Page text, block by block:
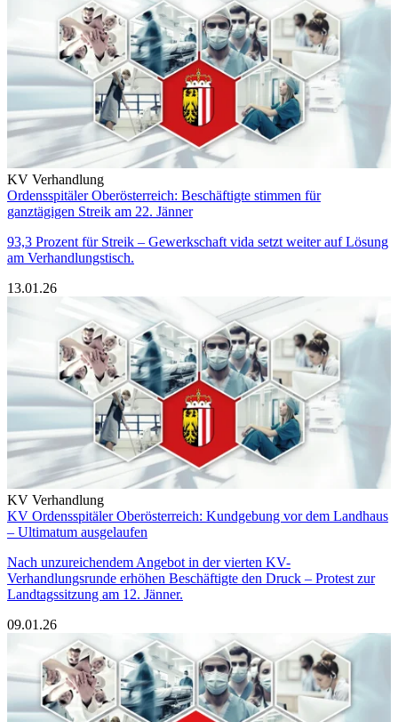
KV Verhandlung
Ordensspitäler Oberösterreich: Beschäftigte stimmen für
ganztägigen Streik am 22. Jänner
93,3 Prozent für Streik – Gewerkschaft vida setzt weiter auf Lösung
am Verhandlungstisch.
13.01.26
KV Verhandlung
KV Ordensspitäler Oberösterreich: Kundgebung vor dem Landhaus
– Ultimatum ausgelaufen
Nach unzureichendem Angebot in der vierten KV-
Verhandlungsrunde erhöhen Beschäftigte den Druck – Protest zur
Landtagssitzung am 12. Jänner.
09.01.26